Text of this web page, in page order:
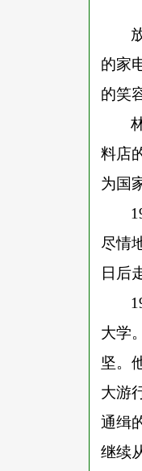
的家
的笑
料店
为国
尽情
日后
大学
坚。
大游
通缉
继续